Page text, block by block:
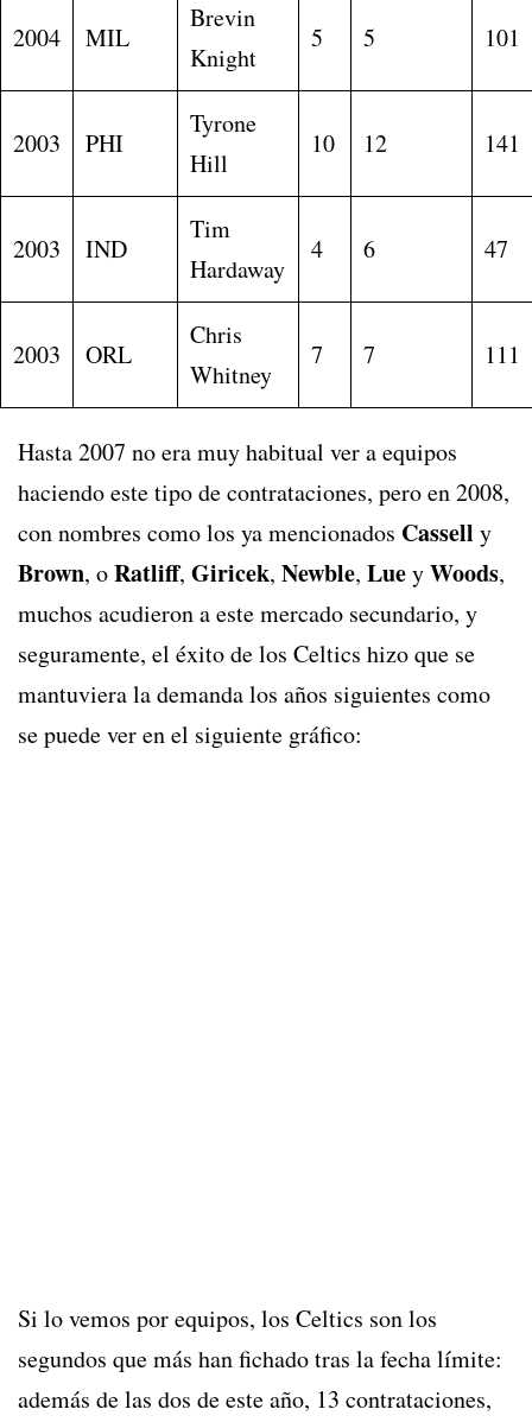
2004 MIL
Brevin
Knight
5 5 101
2003 PHI
Tyrone
Hill
10 12 141
2003 IND
Tim
Hardaway
4 6 47
2003 ORL
Chris
Whitney
7 7 111
Hasta 2007 no era muy habitual ver a equipos
haciendo este tipo de contrataciones, pero en 2008,
con nombres como los ya mencionados Cassell y
Brown, oRatliff, Giricek, Newble, LueyWoods,
muchos acudieron a este mercado secundario, y
seguramente, el éxito de los Celtics hizo que se
mantuviera la demanda los años siguientes como
se puede ver en el siguiente gráfico:
Si lo vemos por equipos, los Celtics son los
segundos que más han fichado tras la fecha límite:
además de las dos de este año, 13 contrataciones,